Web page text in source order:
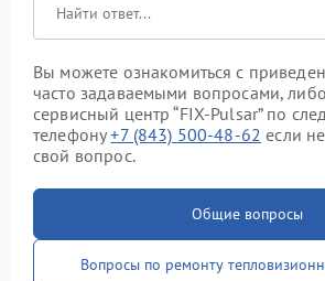
Вы можете ознакомиться с
часто задаваемыми вопросами,
сервисный центр “FIX-Pulsar” по
телефону+7 (843) 500-48-62 если
свой вопрос.
Общие вопросы
Вопросы по ремонту